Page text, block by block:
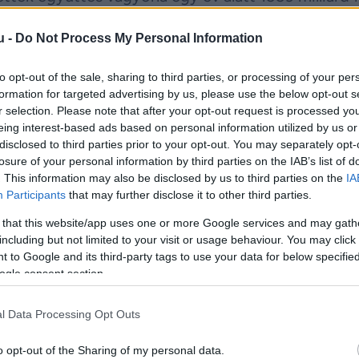
- Do Not Process My Personal Information
opt-out of the sale, sharing to third parties, or processing of your
for targeted advertising by us, please use the below opt-out
selection. Please note that after your opt-out request is processed
interest-based ads based on personal information utilized by us
to third parties prior to your opt-out. You may separately
of your personal information by third parties on the IAB’s list of
This information may also be disclosed by us to third parties on the
Participants that may further disclose it to other third parties.
that this website/app uses one or more Google services and may
but not limited to your visit or usage behaviour. You may
to Google and its third-party tags to use your data for below
consent section.
Data Processing Opt Outs
opt-out of the Sharing of my personal data.
milliárd forintot. Bár a növekedés jelentős,
idén legalább 20 milliárd forintos vagyonra volt
bővült, közülük egyikük rögtön a tíz
14 százalékkal nőtt az előző évhez képest.
vagyont birtokolnak, ami a teljes lista
áll. A felcsúti üzletember becsült vagyona
emelkedett.